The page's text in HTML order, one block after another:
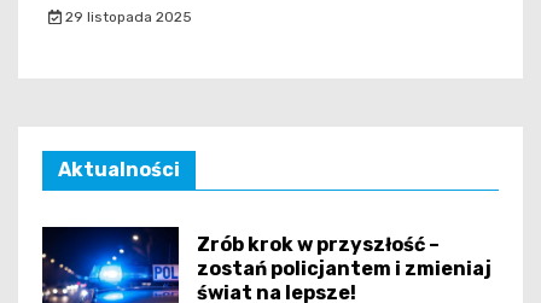
29 listopada 2025
Aktualności
Zrób krok w przyszłość –
zostań policjantem i zmieniaj
świat na lepsze!